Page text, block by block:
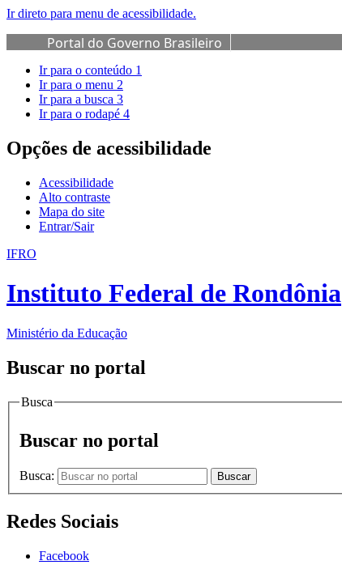
Ir direto para menu de acessibilidade.
Portal do Governo Brasileiro
Ir para o conteúdo 1
Ir para o menu 2
Ir para a busca 3
Ir para o rodapé 4
Opções de acessibilidade
Acessibilidade
Alto contraste
Mapa do site
Entrar/Sair
IFRO
Instituto Federal de Rondônia
Ministério da Educação
Buscar no portal
Busca
Buscar no portal
Busca: Buscar
Redes Sociais
Facebook